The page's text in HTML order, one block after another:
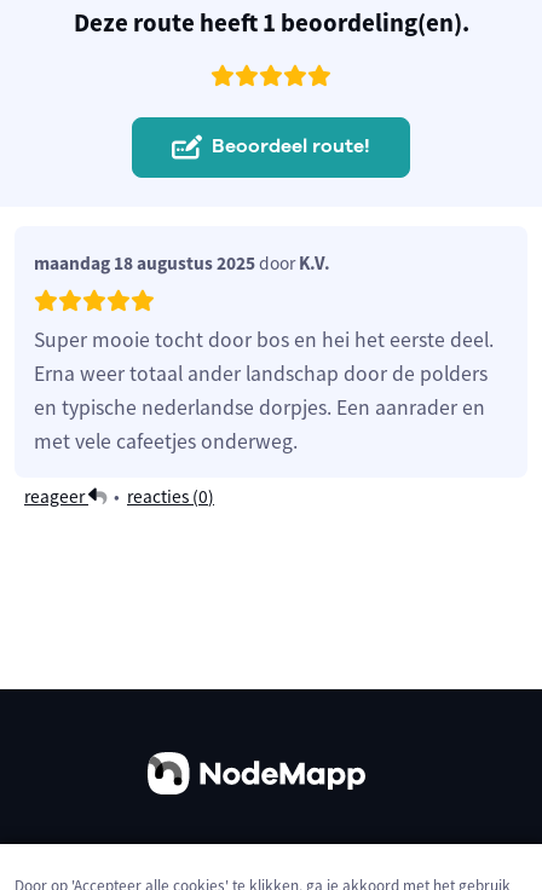
Deze route heeft 1 beoordeling(en).
Beoordeel route!
maandag 18 augustus 2025doorK.V.
Super mooie tocht door bos en hei het eerste deel.
Erna weer totaal ander landschap door de polders
en typische nederlandse dorpjes. Een aanrader en
met vele cafeetjes onderweg.
reageer • reacties (0)
Door op 'Accepteer alle cookies' te klikken, ga je akkoord met het gebruik